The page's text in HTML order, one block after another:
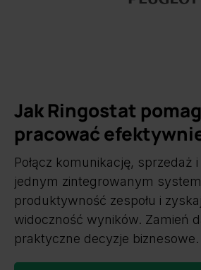
Jak Ringostat
pracować
Połącz komunikację, sprzedaż
jednym zintegrowanym
produktywność zespołu i
widoczność wyników. Zamień
praktyczne decyzje biznesowe.